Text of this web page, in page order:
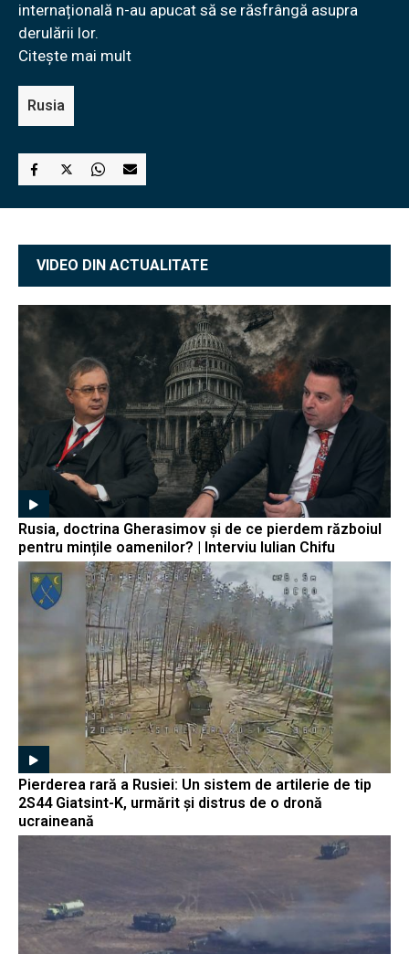
internațională n-au apucat să se răsfrângă asupra
derulării lor.
Citește mai mult
Rusia
VIDEO DIN ACTUALITATE
Rusia, doctrina Gherasimov și de ce pierdem războiul
pentru mințile oamenilor? | Interviu Iulian Chifu
Pierderea rară a Rusiei: Un sistem de artilerie de tip
2S44 Giatsint-K, urmărit și distrus de o dronă
ucraineană